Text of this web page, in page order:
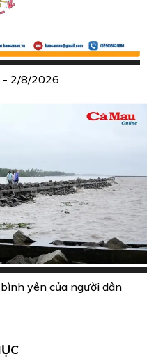
- 2/8/2026
yên của người dân